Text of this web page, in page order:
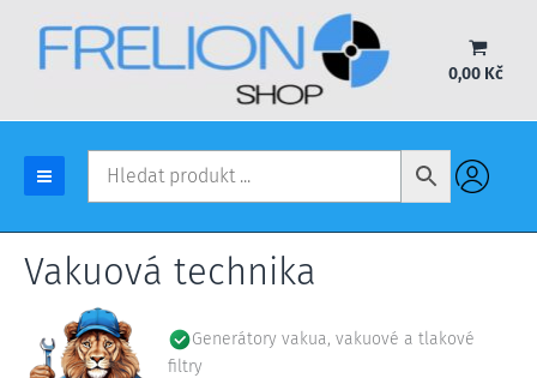
Přeskočit
obsah
0,00 Kč
Vakuová technika
Generátory vakua, vakuové a tlakové
filtry